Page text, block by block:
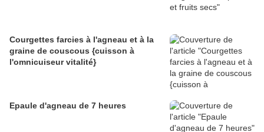
Courgettes farcies à l'agneau et à la
graine de couscous {cuisson à
l'omnicuiseur vitalité}
Epaule d'agneau de 7 heures